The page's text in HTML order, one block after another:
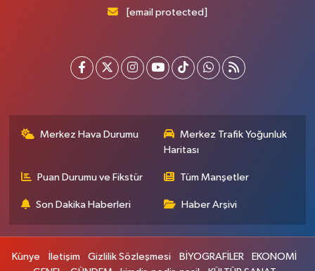
[email protected]
Merkez Hava Durumu
Merkez Trafik Yoğunluk
Haritası
Puan Durumu ve Fikstür Tüm Manşetler
Son Dakika Haberleri Haber Arşivi
Künye İletişim Gizlilik Sözleşmesi BİYOGRAFİLER
EKONOMİ